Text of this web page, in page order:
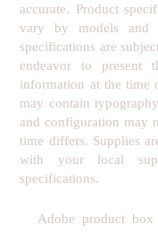
accurate. Product
vary by models
specifications are
endeavor to present
information at the time
may contain
and configuration may
time differs. Supplies
with your local
specifications.
Adobe product